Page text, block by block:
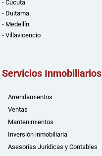
- Cúcuta
- Duitama
- Medellín
- Villavicencio
Servicios Inmobiliarios
Arrendamientos
Ventas
Mantenimientos
Inversión inmobiliaria
Asesorías Jurídicas y Contables